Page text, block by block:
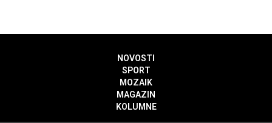
NOVOSTI
SPORT
MOZAIK
MAGAZIN
KOLUMNE